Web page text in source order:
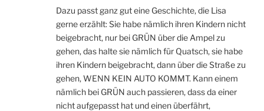
Dazu passt ganz gut eine Geschichte, die Lisa
gerne erzählt: Sie habe nämlich ihren Kindern nicht
beigebracht, nur bei GRÜN über die Ampel zu
gehen, das halte sie nämlich für Quatsch, sie habe
ihren Kindern beigebracht, dann über die Straße zu
gehen, WENN KEIN AUTO KOMMT. Kann einem
nämlich bei GRÜN auch passieren, dass da einer
nicht aufgepasst hat und einen überfährt,